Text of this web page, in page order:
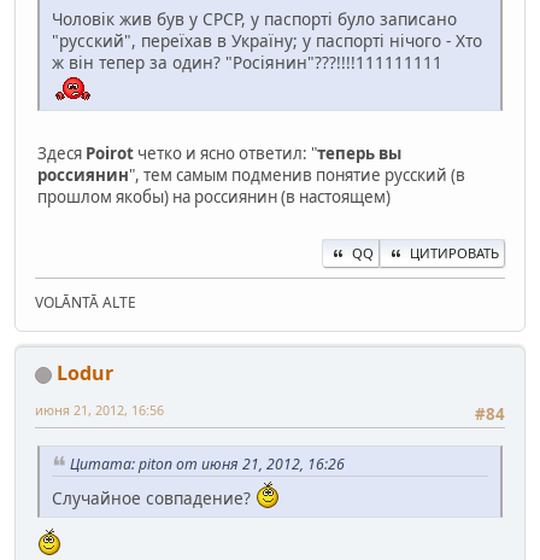
Чоловік жив був у СРСР, у паспорті було записано
"русский", переїхав в Україну; у паспорті нічого - Хто
ж він тепер за один? "Росіянин"???!!!!111111111
Здеся Poirot четко и ясно ответил: "теперь вы
россиянин", тем самым подменив понятие русский (в
прошлом якобы) на россиянин (в настоящем)
QQ ЦИТИРОВАТЬ
VOLĀNTĀ ALTE
Lodur
#84
июня 21, 2012, 16:56
Цитата: piton от июня 21, 2012, 16:26
Случайное совпадение?